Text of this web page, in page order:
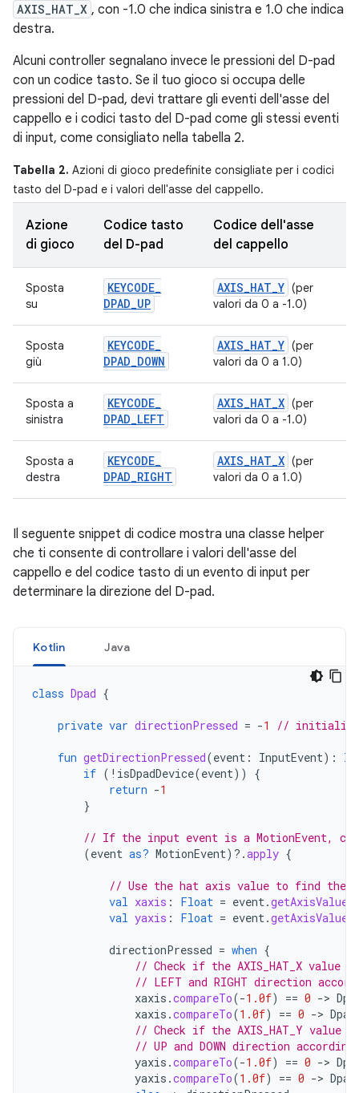
AXIS_HAT_X , con -1.0 che indica sinistra e 1.0 che indica
destra.
Alcuni controller segnalano invece le pressioni del D-pad
con un codice tasto. Se il tuo gioco si occupa delle
pressioni del D-pad, devi trattare gli eventi dell'asse del
cappello e i codici tasto del D-pad come gli stessi eventi
di input, come consigliato nella tabella 2.
Tabella 2. Azioni di gioco predefinite consigliate per i codici
tasto del D-pad e i valori dell'asse del cappello.
Azione
di gioco
Codice tasto
del D-pad
Codice dell'asse
del cappello
Sposta
su
KEYCODE_
DPAD_UP
AXIS_HAT_Y (per
valori da 0 a -1.0)
Sposta
giù
KEYCODE_
DPAD_DOWN
AXIS_HAT_Y (per
valori da 0 a 1.0)
Sposta a
sinistra
KEYCODE_
DPAD_LEFT
AXIS_HAT_X (per
valori da 0 a -1.0)
Sposta a
destra
KEYCODE_
DPAD_RIGHT
AXIS_HAT_X (per
valori da 0 a 1.0)
Il seguente snippet di codice mostra una classe helper
che ti consente di controllare i valori dell'asse del
cappello e del codice tasto di un evento di input per
determinare la direzione del D-pad.
Kotlin Java
class Dpad {
private var directionPressed = -1 //
fun getDirectionPressed(event : InputEvent):
if ( ! isDpadDevice(event))
{
return -1
}
// If the input event is a MotionEvent,
(event as? MotionEvent) ?.apply {
// Use the hat axis value to find the
val xaxis : Float = event.getAxisValue
val yaxis : Float = event.getAxisValue
directionPressed = when {
// Check if the AXIS_HAT_X value
// LEFT and RIGHT direction
xaxis .compareTo(-1.0f) == 0 ->
xaxis .compareTo(1.0f) == 0 -> Dpad
// Check if the AXIS_HAT_Y
// UP and DOWN direction
yaxis .compareTo(-1.0f) == 0 ->
yaxis .compareTo(1.0f) == 0 -> Dpad